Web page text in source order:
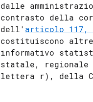
dalle
contrasto della
dell' articolo 117,
costituiscono
informativo
statale, regionale